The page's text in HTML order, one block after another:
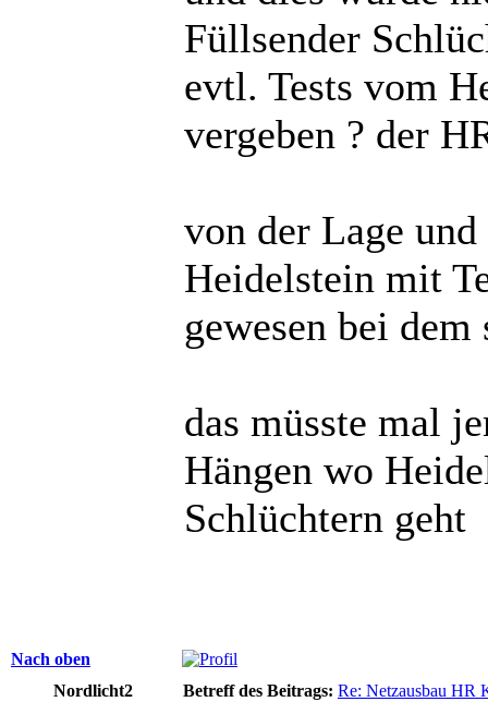
Füllsender
evtl. Tests vom
vergeben ? der
von der Lage
Heidelstein mit
gewesen bei
das müsste mal
Hängen wo
Schlüchtern geht
Nach oben
Nordlicht2
Betreff des Beitrags: Re: Netzausbau HR